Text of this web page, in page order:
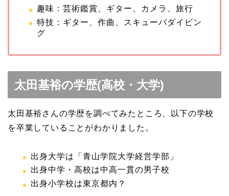
趣味：芸術鑑賞、ギター、カメラ、旅行
特技：ギター、作曲、スキューバダイビン
グ
太田基裕の学歴(高校・大学)
太田基裕さんの学歴を調べてみたところ、以下の学校
を卒業していることがわかりました。
出身大学は「青山学院大学経営学部」
出身中学・高校は中高一貫の男子校
出身小学校は東京都内？